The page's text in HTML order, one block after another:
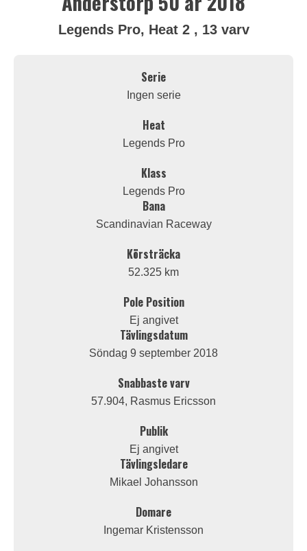
Legends Pro, Heat 2 , 13 varv
Serie
Ingen serie
Heat
Legends Pro
Klass
Legends Pro
Bana
Scandinavian Raceway
Körsträcka
52.325 km
Pole Position
Ej angivet
Tävlingsdatum
Söndag 9 september 2018
Snabbaste varv
57.904, Rasmus Ericsson
Publik
Ej angivet
Tävlingsledare
Mikael Johansson
Domare
Ingemar Kristensson